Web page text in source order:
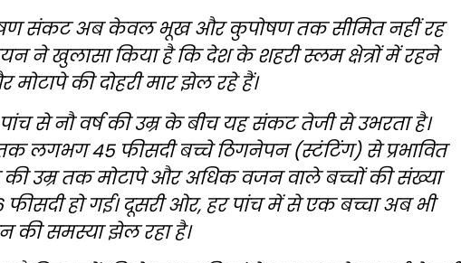
संकट अब केवल भूख और कुपोषण तक सीमित नहीं रह
ने खुलासा किया है कि देश के शहरी स्लम क्षेत्रों में रहने
की दोहरी मार झेल रहे हैं।
से नौ वर्ष की उम्र के बीच यह संकट तेजी से उभरता है।
तक लगभग 45 फीसदी बच्चे ठिगनेपन (स्टंटिंग) से प्रभावित
की उम्र तक मोटापे और अधिक वजन वाले बच्चों की संख्या
हो गई। दूसरी ओर, हर पांच में से एक बच्चा अब भी
समस्या झेल रहा है।